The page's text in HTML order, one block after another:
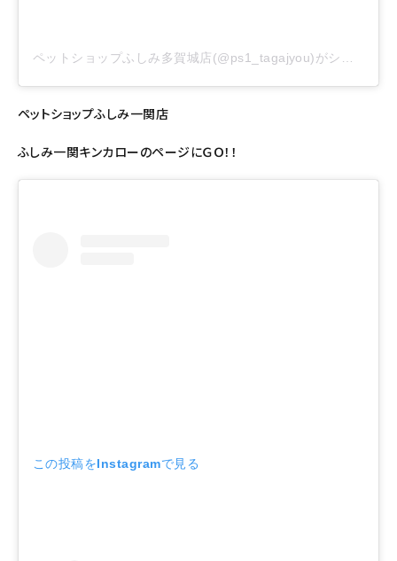
ペットショップふしみ一関店
ふしみ一関キンカローのページにＧＯ！！
この投稿をInstagramで見る